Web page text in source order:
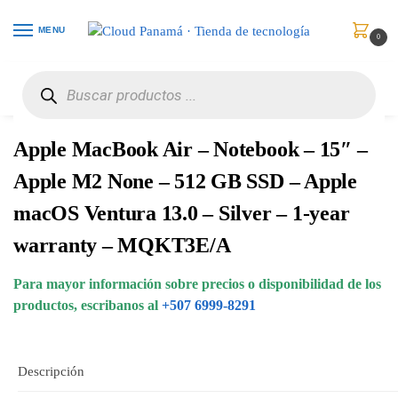
MENU
0
Apple MacBook Air – Notebook – 15″ –
Apple M2 None – 512 GB SSD – Apple
macOS Ventura 13.0 – Silver – 1-year
warranty – MQKT3E/A
Para mayor información sobre precios o disponibilidad de los
productos, escribanos al +507 6999-8291
Descripción